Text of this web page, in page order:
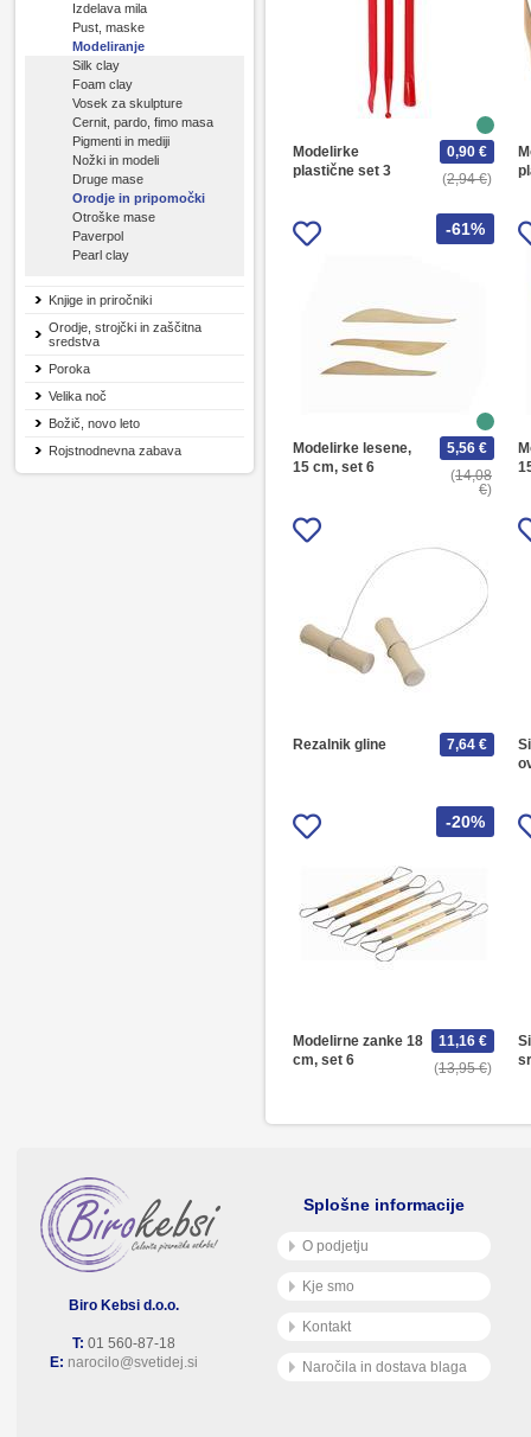
Izdelava mila
Pust, maske
Modeliranje
Silk clay
Foam clay
Vosek za skulpture
Cernit, pardo, fimo masa
Pigmenti in mediji
Nožki in modeli
Druge mase
Orodje in pripomočki
Otroške mase
Paverpol
Pearl clay
Knjige in priročniki
Orodje, strojčki in zaščitna
sredstva
Poroka
Velika noč
Božič, novo leto
Rojstnodnevna zabava
Modelirke
plastične set 3
2,94 €
0,90 €
-61%
Modelirke lesene,
15 cm, set 6
14,08
€
5,56 €
Rezalnik gline 7,64 €
-20%
Modelirne zanke 18
cm, set 6
13,95 €
11,16 €
Biro Kebsi d.o.o.
T: 01 560-87-18
E: narocilo@svetidej.si
Splošne informacije
O podjetju
Kje smo
Kontakt
Naročila in dostava blaga